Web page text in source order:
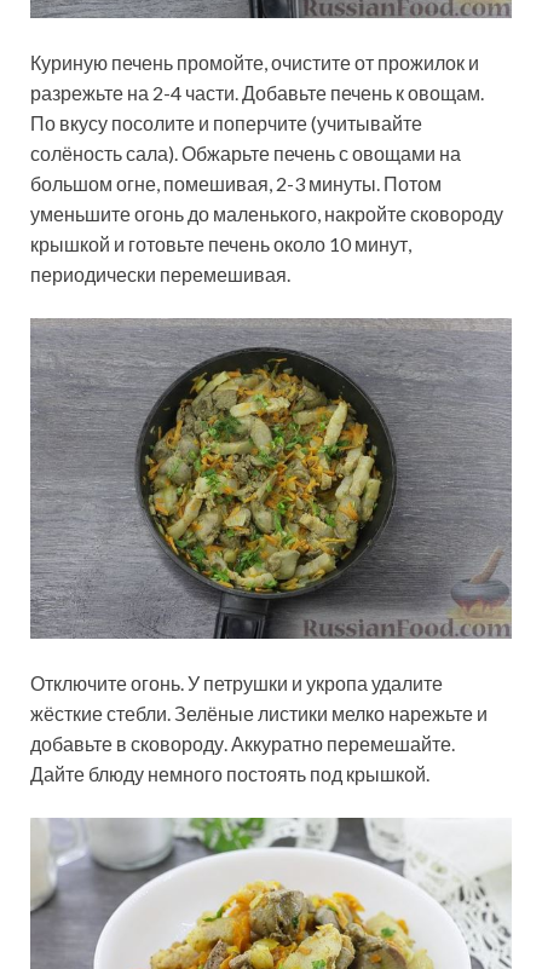
Куриную печень промойте, очистите от прожилок и
разрежьте на 2-4 части. Добавьте печень к овощам.
По вкусу посолите и поперчите (учитывайте
солёность сала). Обжарьте печень с овощами на
большом огне, помешивая, 2-3 минуты. Потом
уменьшите огонь до маленького, накройте сковороду
крышкой и готовьте печень около 10 минут,
периодически перемешивая.
Отключите огонь. У петрушки и укропа удалите
жёсткие стебли. Зелёные листики мелко нарежьте и
добавьте в сковороду. Аккуратно перемешайте.
Дайте блюду немного постоять под крышкой.